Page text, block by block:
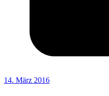
14. März 2016